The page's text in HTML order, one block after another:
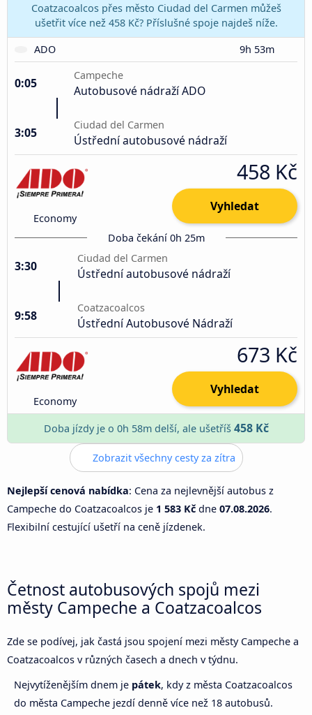
Coatzacoalcos přes město Ciudad del Carmen můžeš
ušetřit více než 458 Kč? Příslušné spoje najdeš níže.
ADO
9h 53m
0:05
Campeche
Autobusové nádraží ADO
3:05
Ciudad del Carmen
Ústřední autobusové nádraží
Economy
458 Kč
Vyhledat
Doba čekání 0h 25m
3:30
Ciudad del Carmen
Ústřední autobusové nádraží
9:58
Coatzacoalcos
Ústřední Autobusové Nádraží
Economy
673 Kč
Vyhledat
Doba jízdy je o 0h 58m delší, ale ušetříš 458 Kč
Zobrazit všechny cesty za zítra
Nejlepší cenová nabídka: Cena za nejlevnější autobus z
Campeche do Coatzacoalcos je 1 583 Kč dne 07.08.2026.
Flexibilní cestující ušetří na ceně jízdenek.
Četnost autobusových spojů mezi
městy Campeche a Coatzacoalcos
Zde se podívej, jak častá jsou spojení mezi městy Campeche a
Coatzacoalcos v různých časech a dnech v týdnu.
Nejvytíženějším dnem je pátek, kdy z města Coatzacoalcos
do města Campeche jezdí denně více než 18 autobusů.